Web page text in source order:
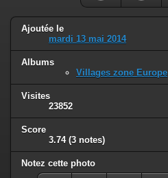
Ajoutée le
mardi 13 mai 2014
Albums
Villages zone Europe
Visites
23852
Score
3.74 (3 notes)
Notez cette photo